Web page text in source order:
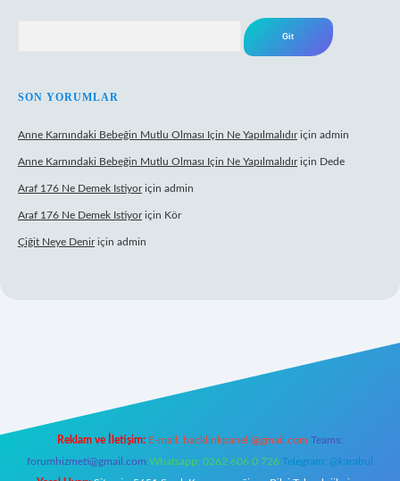
SON YORUMLAR
Anne Karnındaki Bebeğin Mutlu Olması Için Ne Yapılmalıdıriçin admin
Anne Karnındaki Bebeğin Mutlu Olması Için Ne Yapılmalıdıriçin Dede
Araf 176 Ne Demek Istiyoriçin admin
Araf 176 Ne Demek Istiyoriçin Kör
Çiğit Neye Deniriçin admin
Reklam ve İletişim: E-mail: backlinkpaneli@gmail.com Teams:
forumhizmeti@gmail.com Whatsapp: 0262 606 0 726 Telegram: @karabul